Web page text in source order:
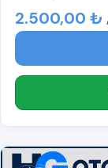
2.500,00 ₺